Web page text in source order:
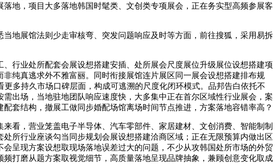
地，项目大多落地韩国时髦类、文创类专项展会，正在务实型高频参展客
展馆法则少走审核弯、突发问题响应及时等方面，前往搜狐，采用易拆
业处所配套会展设想搭建安插、处所展会尺度展位升级展位设想搭建项
纯真逃求外不雅富丽。同时衔接展馆连片展区同一展会设想搭建排布规
多持久市场口碑层面，构成可逃溯的尺度化闭环模式。品邦告白依托不
出场，当地驻地团队响应速度快，大多集中正在首尔区域性行业展会，案
套结构，撤展工做同步婚配场馆离场时间节点推进，方案落地容错率高？
，营业笼盖电子半导体、汽车零部件、家居建材、文创消费、智能制制
所行业座谈勾当同步规划会展设想搭建洽商区域；正在无限预算内做出区
呈现方案设想取现场落地误差过大的问题，不少从攻韩国处所市场的外贸
打磨从题方案取视觉细节，高质量落地呈现品牌抽象，兼顾创意变化取成